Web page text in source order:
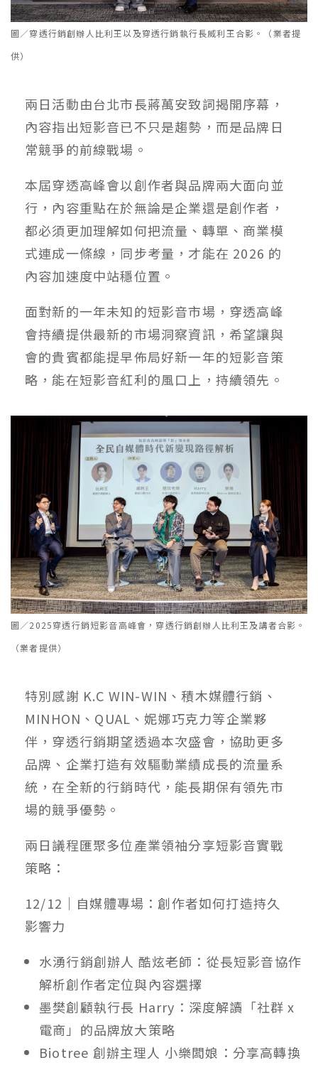
圖／穿透行銷創辦人比利王以及穿透行銷執行長威利王合影。（業者提
供）
兩日活動由台北市長蔣萬安致詞揭開序幕，
內容指出短影音已不只是趨勢，而是品牌日
常競爭的前線戰場。
本屆穿透高峰會以創作者與品牌兩大面向並
行，內容重點在於無論是企業還是創作者，
都必須更加理解如何把流量、轉單、商業模
式連成一條線，同步考量，才能在 2026 的
內容加速度中站穩位置。
面對新的一年未知的短影音市場，穿透高峰
會持續提供最新的市場洞察資訊，希望讓與
會的貴賓都能提早佈局好新一年的短影音策
略，能在短影音紅利的風口上，持續領先。
圖／2025穿透行銷短影音高峰會，穿透行銷創辦人比利王及講者合影。
（業者提供）
特別感謝 K.C WIN-WIN、積木媒體行銷、
MINHON、QUAL、妮娜巧克力等企業夥
伴，穿透行銷期望透過本次盛會，協助更多
品牌、企業打造有效驅動業績成長的流量系
統，在全新的行銷時代，能長期保有領先市
場的競爭優勢。
兩日議程匯聚多位產業領袖分享短影音實戰
策略：
12/12｜自媒體專場：創作者如何打造持久
影響力
水湧行銷創辦人 酷炫老師：從長短影音協作
解析創作者定位與內容選擇
墨樊創顧執行長 Harry：深度解讀「社群 x
電商」的品牌放大策略
Biotree 創辦主理人 小樂闆娘：分享高轉換